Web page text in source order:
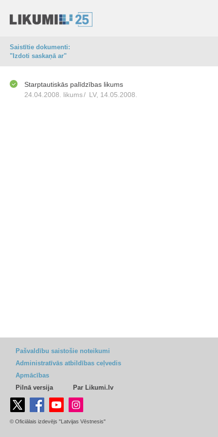
Saistītie dokumenti:
"Izdoti saskaņā ar"
Starptautiskās palīdzības likums
24.04.2008. likums/ LV, 14.05.2008.
Pašvaldību saistošie noteikumi
Administratīvās atbildības ceļvedis
Apmācības
Pilnā versija
Par Likumi.lv
© Oficiālais izdevējs "Latvijas Vēstnesis"